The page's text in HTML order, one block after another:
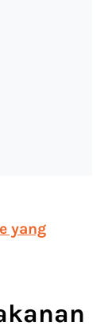
yang